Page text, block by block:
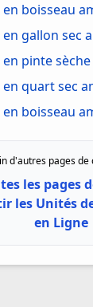
boisseau
gallon sec
pinte
quart sec
boisseau
d'autres pages de
les pages
les Unités
en Ligne